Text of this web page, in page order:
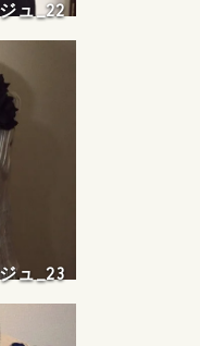
ュ_22
ュ_23